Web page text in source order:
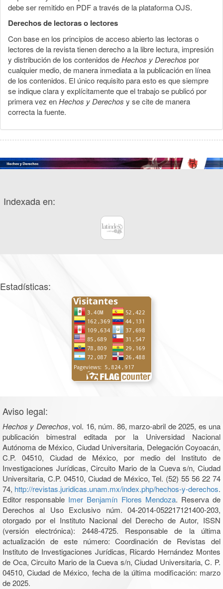
debe ser remitido en PDF a través de la plataforma OJS.
Derechos de lectoras o lectores
Con base en los principios de acceso abierto las lectoras o
lectores de la revista tienen derecho a la libre lectura, impresión
y distribución de los contenidos deHechos y Derechos por
cualquier medio, de manera inmediata a la publicación en línea
de los contenidos. El único requisito para esto es que siempre
se indique clara y explícitamente que el trabajo se publicó por
primera vez enHechos y Derechos y se cite de manera
correcta la fuente.
Indexada en:
Estadísticas:
Aviso legal:
Hechos y Derechos, vol. 16, núm. 86, marzo-abril de 2025, es una
publicación bimestral editada por la Universidad Nacional
Autónoma de México, Ciudad Universitaria, Delegación Coyoacán,
C.P. 04510, Ciudad de México, por medio del Instituto de
Investigaciones Jurídicas, Circuito Mario de la Cueva s/n, Ciudad
Universitaria, C.P. 04510, Ciudad de México, Tel. (52) 55 56 22 74
74, http://revistas.juridicas.unam.mx/index.php/hechos-y-derechos.
Editor responsable Imer Benjamín Flores Mendoza. Reserva de
Derechos al Uso Exclusivo núm. 04-2014-052217121400-203,
otorgado por el Instituto Nacional del Derecho de Autor, ISSN
(versión electrónica): 2448-4725. Responsable de la última
actualización de este número: Coordinación de Revistas del
Instituto de Investigaciones Jurídicas, Ricardo Hernández Montes
de Oca, Circuito Mario de la Cueva s/n, Ciudad Universitaria, C. P.
04510, Ciudad de México, fecha de la última modificación: marzo
de 2025.